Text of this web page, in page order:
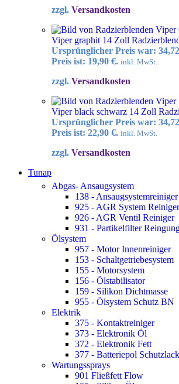
zzgl. Versandkosten
Viper graphit 14 Zoll
Ursprünglicher Preis war:
Preis ist: 19,90 €. inkl. MwSt.
zzgl. Versandkosten
Viper black schwarz 14 Zoll
Ursprünglicher Preis war:
Preis ist: 22,90 €. inkl. MwSt.
zzgl. Versandkosten
Tunap
Abgas- Ansaugsystem
138 - Ansaugsystemreiniger
925 - AGR System Reiniger
926 - AGR Ventil Reiniger
931 - Partikelfilter
Ölsystem
957 - Motor Innenreiniger
153 - Schaltgetriebesystem
155 - Motorsystem
156 - Ölstabilisator
159 - Silikon Dichtmasse
955 - Ölsystem Schutz BN
Elektrik
375 - Kontaktreiniger
373 - Elektronik Öl
372 - Elektronik Fett
377 - Batteriepol Schutzlack
Wartungssprays
901 Fließfett Flow